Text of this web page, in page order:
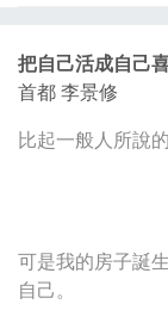
把自己活成自己
首都 李景修
比起一般人所說
可是我的房子誕
自己。